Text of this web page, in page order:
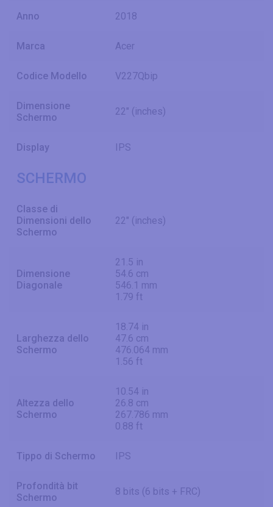
Anno 2018
Marca Acer
Codice Modello V227Qbip
Dimensione
Schermo
22" (inches)
Display IPS
SCHERMO
Classe di
Dimensioni dello
Schermo
22" (inches)
Dimensione
Diagonale
21.5 in
54.6 cm
546.1 mm
1.79 ft
Larghezza dello
Schermo
18.74 in
47.6 cm
476.064 mm
1.56 ft
Altezza dello
Schermo
10.54 in
26.8 cm
267.786 mm
0.88 ft
Tippo di Schermo IPS
Profondità bit
Schermo
8 bits (6 bits + FRC)